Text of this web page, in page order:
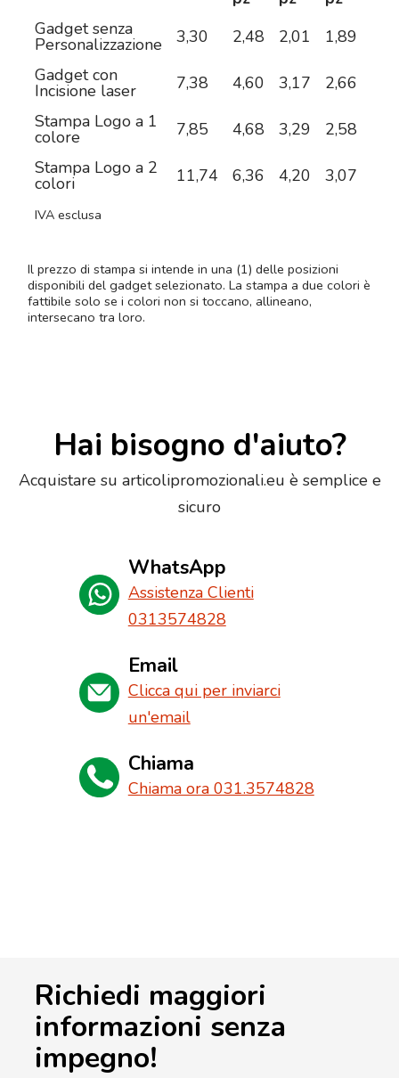
Gadget senza
Personalizzazione 3,30 2,48 2,01 1,89
Gadget con
Incisione laser 7,38 4,60 3,17 2,66
Stampa Logo a 1
colore 7,85 4,68 3,29 2,58
Stampa Logo a 2
colori 11,74 6,36 4,20 3,07
IVA esclusa
Il prezzo di stampa si intende in una (1) delle posizioni
disponibili del gadget selezionato. La stampa a due colori è
fattibile solo se i colori non si toccano, allineano,
intersecano tra loro.
Hai bisogno d'aiuto?
Acquistare su articolipromozionali.eu è semplice e
sicuro
WhatsApp
Assistenza Clienti
0313574828
Email
Clicca qui per inviarci
un'email
Chiama
Chiama ora 031.3574828
Richiedi maggiori
informazioni senza
impegno!